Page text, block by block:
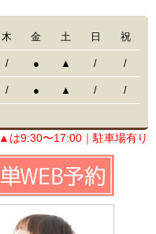
木 金 土 日 祝
/ ● ▲ / /
/ ● ▲ / /
▲は9:30〜17:00｜駐車場有り